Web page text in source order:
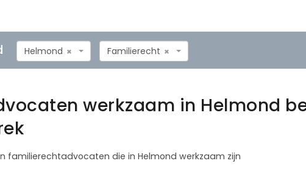
×
Helmond ×
Familierecht
werkzaam in Helmond
familierechtadvocaten die in Helmond werkzaam zijn